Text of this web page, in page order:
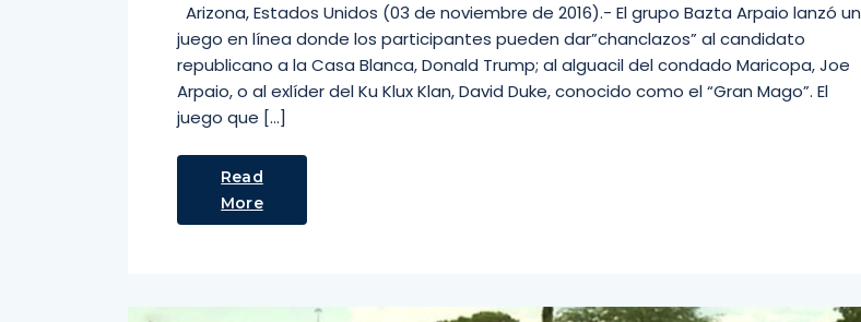
Arizona, Estados Unidos (03 de noviembre de 2016).- El grupo Bazta Arpaio lanzó un
juego en línea donde los participantes pueden dar”chanclazos” al candidato
republicano a la Casa Blanca, Donald Trump; al alguacil del condado Maricopa, Joe
Arpaio, o al exlíder del Ku Klux Klan, David Duke, conocido como el “Gran Mago”. El
juego que […]
Read
More